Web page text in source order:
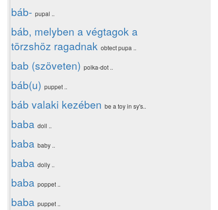
báb- pupal ..
báb, melyben a végtagok a
törzshöz ragadnak obtect pupa ..
bab (szöveten) polka-dot ..
báb(u) puppet ..
báb valaki kezében be a toy in sy's..
baba doll ..
baba baby ..
baba dolly ..
baba poppet ..
baba puppet ..